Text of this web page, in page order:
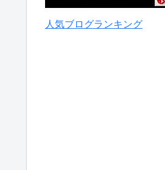
人気ブログランキング